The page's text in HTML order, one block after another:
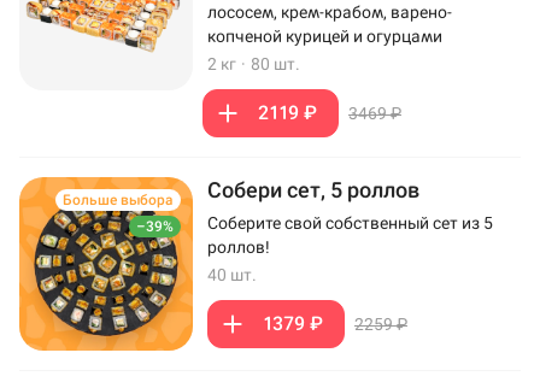
лососем, крем-крабом, варено-
копченой курицей и огурцами
2 кг · 80 шт.
2119 ₽ 3469 ₽
–39%
Больше выбора Собери сет, 5 роллов
Соберите свой собственный сет из 5
роллов!
40 шт.
1379 ₽ 2259 ₽